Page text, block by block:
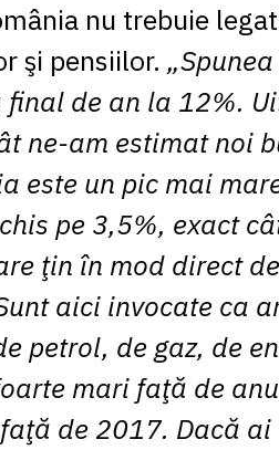
1 PLN= 1.1646
= 0.0425
1 RUB= 0.0530
1 SEK= 0.4526
1 TRY = 0.1141
1 XDR= 5.9383
1 ZAR = 0.2318
nu trebuie
şi pensiilor.
de an la 12%.
ne-am estimat noi
este un pic mai
pe 3,5%, exact
ţin în mod direct
aici invocate ca
petrol, de gaz, de
mari faţă de
de 2017. Dacă